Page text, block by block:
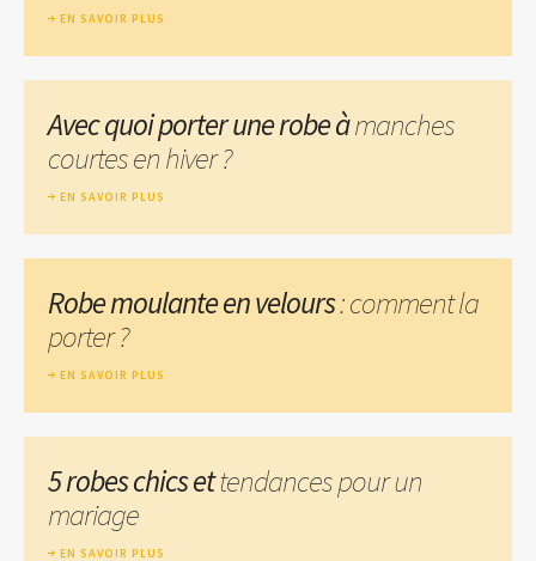
EN SAVOIR PLUS
Avec quoi porter une robe àmanches
courtes en hiver ?
EN SAVOIR PLUS
Robe moulante en velours: comment la
porter ?
EN SAVOIR PLUS
5 robes chics ettendances pour un
mariage
EN SAVOIR PLUS